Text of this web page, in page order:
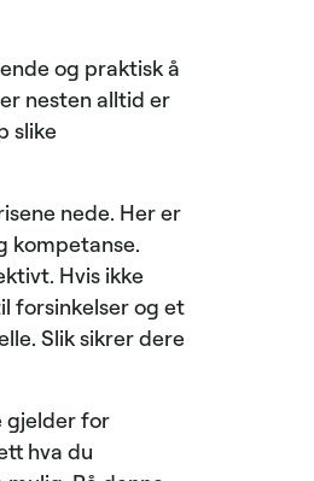
og praktisk å
nesten alltid er
slike
nede. Her er
kompetanse.
Hvis ikke
forsinkelser og et
Slik sikrer dere
gjelder for
hva du